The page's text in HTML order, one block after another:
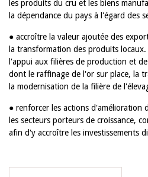
les produits du cru et les biens
la dépendance du pays à l'égard des
● accroître la valeur ajoutée des
la transformation des produits
l'appui aux filières de production et
dont le raffinage de l'or sur place, la
la modernisation de la filière de
● renforcer les actions d'amélioration
les secteurs porteurs de croissance,
afin d'y accroître les investissements